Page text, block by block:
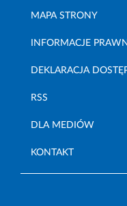
MAPA STRONY
INFORMACJE
DEKLARACJA
RSS
DLA MEDIÓW
KONTAKT